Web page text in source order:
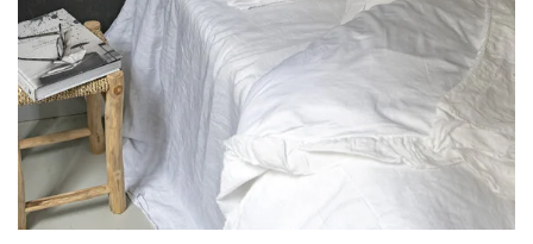
Living
Sale
Mijn
Account